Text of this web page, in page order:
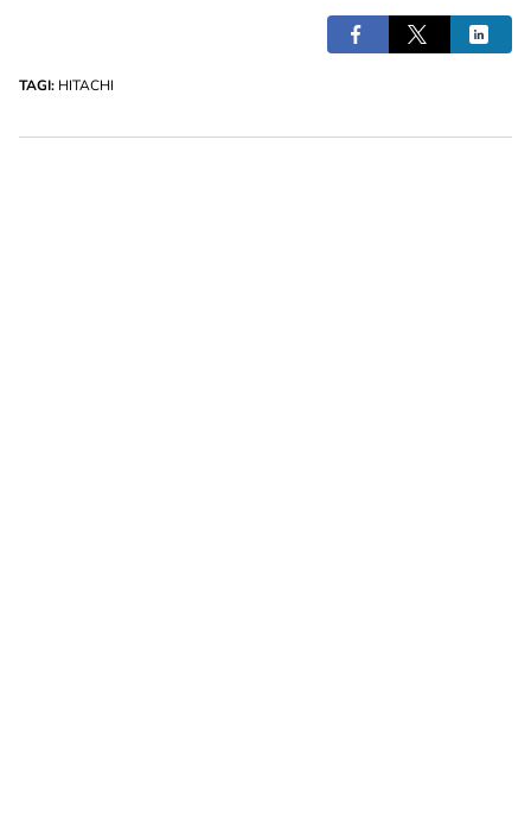
TAGI: HITACHI